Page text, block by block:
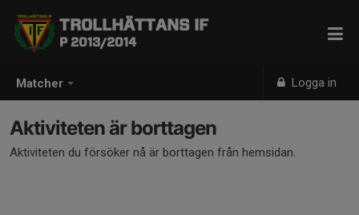
Matcher Logga in
TROLLHÄTTANS IF
P 2013/2014
Aktiviteten är borttagen
Aktiviteten du försöker nå är borttagen från hemsidan.